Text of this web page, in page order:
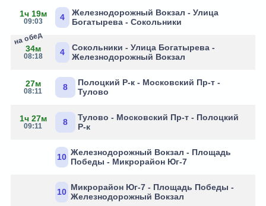
1ч 19м
09:03 4
Железнодорожный Вокзал - Улица
Богатырева - Сокольники
34м
08:18
на обед
4
Сокольники - Улица Богатырева -
Железнодорожный Вокзал
27м
08:11 8
Полоцкий Р-к - Московский Пр-т -
Тулово
1ч 27м
09:11 8
Тулово - Московский Пр-т - Полоцкий
Р-к
10 Железнодорожный Вокзал - Площадь
Победы - Микрорайон Юг-7
10 Микрорайон Юг-7 - Площадь Победы -
Железнодорожный Вокзал